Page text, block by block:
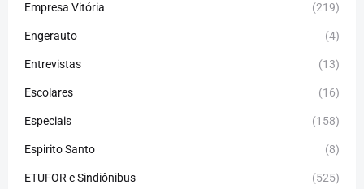
Empresa Vitória (219)
Engerauto (4)
Entrevistas (13)
Escolares (16)
Especiais (158)
Espirito Santo (8)
ETUFOR e Sindiônibus (525)